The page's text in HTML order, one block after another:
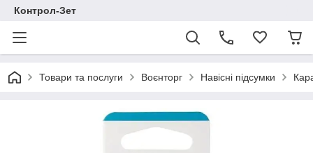
Контрол-Зет
Товари та послуги Воєнторг Навісні підсумки